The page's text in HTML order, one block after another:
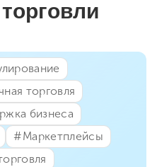
торговля
бизнеса
#⁣Маркетплейсы